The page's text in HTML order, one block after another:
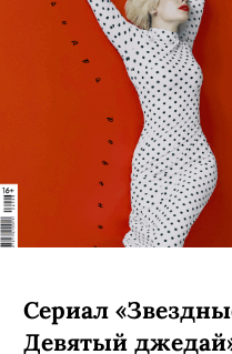
Сериал
Девятый